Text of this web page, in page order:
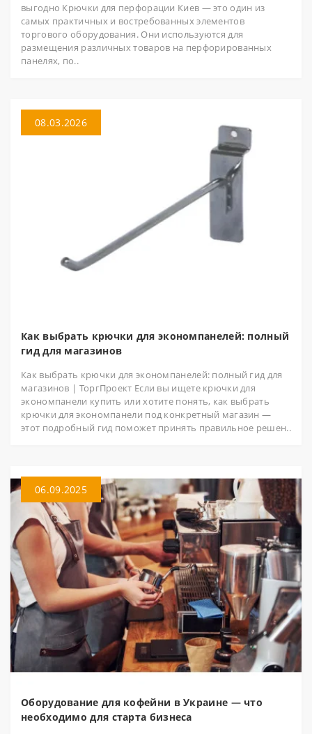
выгодно Крючки для перфорации Киев — это один из
самых практичных и востребованных элементов
торгового оборудования. Они используются для
размещения различных товаров на перфорированных
панелях, по..
08.03.2026
Как выбрать крючки для экономпанелей: полный
гид для магазинов
Как выбрать крючки для экономпанелей: полный гид для
магазинов | ТоргПроект Если вы ищете крючки для
экономпанели купить или хотите понять, как выбрать
крючки для экономпанели под конкретный магазин —
этот подробный гид поможет принять правильное решен..
06.09.2025
Оборудование для кофейни в Украине — что
необходимо для старта бизнеса